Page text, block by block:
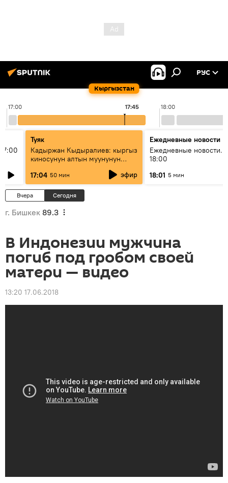
Кыргызстан
РУС
17:00 18:00
17:45
Туяк
Кадыржан Кыдыралиев: кыргыз
киносунун алтын муунунун
17:04 50 мин эфир
Ежедневные новости
Ежедневные новости.
18:00
18:01 5 мин
Вчера Сегодня
г. Бишкек 89.3
В Индонезии мужчина
погиб под гробом своей
матери — видео
13:20 17.06.2018